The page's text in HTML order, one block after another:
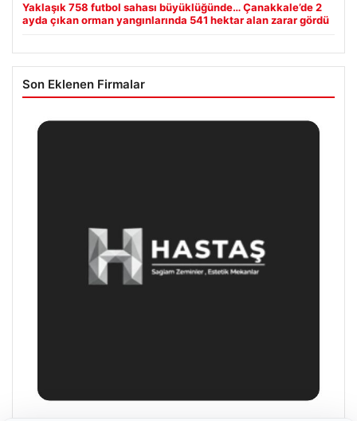
Yaklaşık 758 futbol sahası büyüklüğünde… Çanakkale’de 2
ayda çıkan orman yangınlarında 541 hektar alan zarar gördü
Son Eklenen Firmalar